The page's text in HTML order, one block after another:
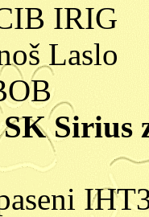
IRIG
Laslo
Sirius